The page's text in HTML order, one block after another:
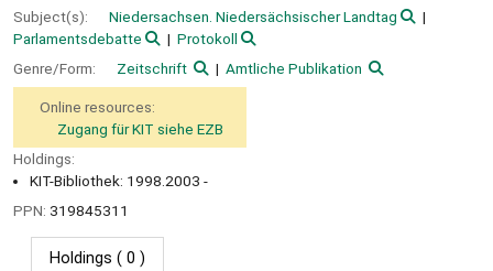
Subject(s):
Niedersachsen. Niedersächsischer Landtag
Parlamentsdebatte
Protokoll
Genre/Form:
Zeitschrift Amtliche Publikation
Online resources:
Zugang für KIT siehe EZB
Holdings:
KIT-Bibliothek: 1998.2003 -
PPN: 319845311
Holdings ( 0 )